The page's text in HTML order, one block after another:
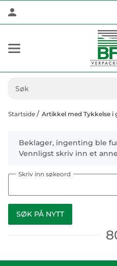
Startside Artikkel med Tykkelse i
x
Beklager, ingenting ble
Vennligst skriv inn et
Skriv inn søkeord
SØK PÅ NYTT